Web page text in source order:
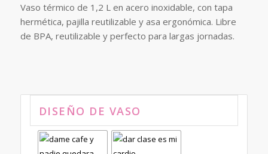
original
era:
23.50€.
actual
es:
19.00€.
Vaso térmico de 1,2 L en acero inoxidable, con tapa
hermética, pajilla reutilizable y asa ergonómica. Libre
de BPA, reutilizable y perfecto para largas jornadas.
DISEÑO DE VASO